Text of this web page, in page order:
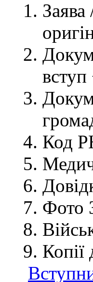
вступ
Код
Фото